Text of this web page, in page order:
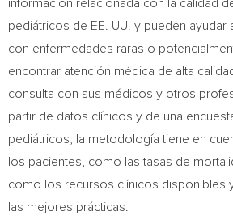
información relacionada con la calidad
pediátricos de EE. UU. y pueden ayudar
con enfermedades raras o
encontrar atención médica de alta
consulta con sus médicos y otros
partir de datos clínicos y de una
pediátricos, la metodología tiene en
los pacientes, como las tasas de
como los recursos clínicos disponibles
las mejores prácticas.